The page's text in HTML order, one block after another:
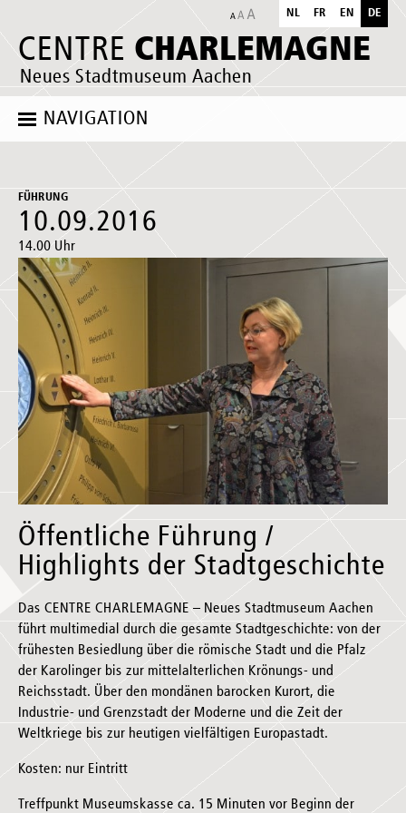
CENTRE CHARLEMAGNE
Neues Stadtmuseum Aachen
NL FR EN DE
NAVIGATION
FÜHRUNG
10.09.2016
14.00 Uhr
Öffentliche Führung /
Highlights der Stadtgeschichte
Das CENTRE CHARLEMAGNE – Neues Stadtmuseum Aachen
führt multimedial durch die gesamte Stadtgeschichte: von der
frühesten Besiedlung über die römische Stadt und die Pfalz
der Karolinger bis zur mittelalterlichen Krönungs- und
Reichsstadt. Über den mondänen barocken Kurort, die
Industrie- und Grenzstadt der Moderne und die Zeit der
Weltkriege bis zur heutigen vielfältigen Europastadt.
Kosten: nur Eintritt
Treffpunkt Museumskasse ca. 15 Minuten vor Beginn der